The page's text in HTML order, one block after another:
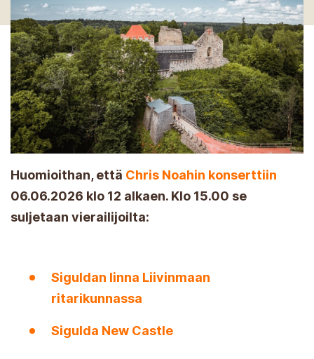
Huomioithan, että Chris Noahin konserttiin
06.06.2026 klo 12 alkaen. Klo 15.00 se
suljetaan vierailijoilta:
Siguldan linna Liivinmaan
ritarikunnassa
Sigulda New Castle